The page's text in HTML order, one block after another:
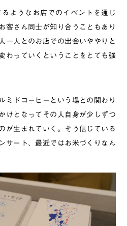
ようなお店でのイベントを通じ
客さん同士が知り合うこともあり
一人とのお店での出会いややりと
わっていくということをとても強
ミドコーヒーという場との関わり
けとなってその人自身が少しずつ
が生まれていく。そう信じている
サート、最近ではお米づくりなん